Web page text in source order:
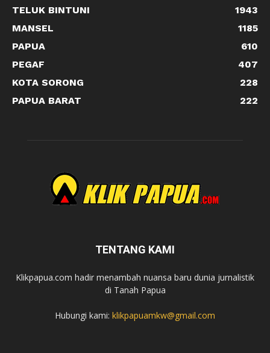
TELUK BINTUNI
1943
MANSEL
1185
PAPUA
610
PEGAF
407
KOTA SORONG
228
PAPUA BARAT
222
TENTANG KAMI
Klikpapua.com hadir menambah nuansa baru dunia jurnalistik
di Tanah Papua
Hubungi kami: klikpapuamkw@gmail.com